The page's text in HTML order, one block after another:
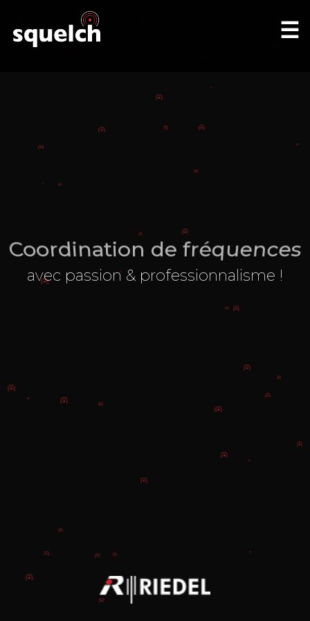
☰
Coordination de fréquences
avec passion & professionnalisme !